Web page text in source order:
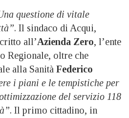
questione di vitale
. Il sindaco di Acqui,
all’Azienda Zero, l’ente
Regionale, oltre che
alla Sanità Federico
i piani e le tempistiche per
del servizio 118
. Il primo cittadino, in